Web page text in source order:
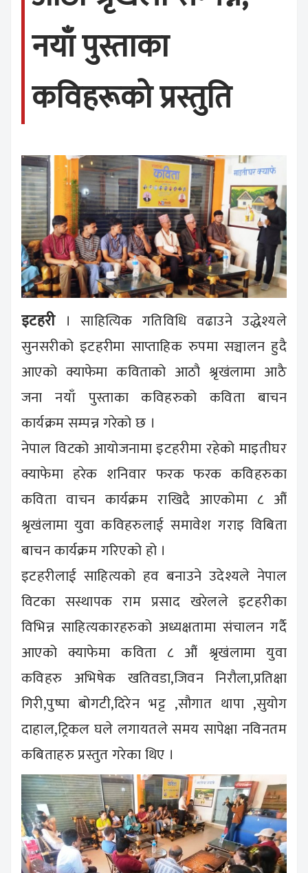
नयाँ पुस्ताका
कविहरूको प्रस्तुति
इटहरी । साहित्यिक गतिविधि वढाउने उद्धेश्यले
सुनसरीको इटहरीमा साप्ताहिक रुपमा सञ्चालन हुदै
आएको क्याफेमा कविताको आठौ श्रृखंलामा आठै
जना नयाँ पुस्ताका कविहरुको कविता बाचन
कार्यक्रम सम्पन्न गरेको छ ।
नेपाल विटको आयोजनामा इटहरीमा रहेको माइतीघर
क्याफेमा हरेक शनिवार फरक फरक कविहरुका
कविता वाचन कार्यक्रम राखिदै आएकोमा ८ औं
श्रृखंलामा युवा कविहरुलाई समावेश गराइ विबिता
बाचन कार्यक्रम गरिएको हो ।
इटहरीलाई साहित्यको हव बनाउने उदेश्यले नेपाल
विटका सस्थापक राम प्रसाद खरेलले इटहरीका
विभिन्न साहित्यकारहरुको अध्यक्षतामा संचालन गर्दै
आएको क्याफेमा कविता ८ औं श्रृखंलामा युवा
कविहरु अभिषेक खतिवडा,जिवन निरौला,प्रतिक्षा
गिरी,पुष्पा बोगटी,दिरेन भट्ट ,सौगात थापा ,सुयोग
दाहाल,ट्रिकल घले लगायतले समय सापेक्षा नविनतम
कबिताहरु प्रस्तुत गरेका थिए ।